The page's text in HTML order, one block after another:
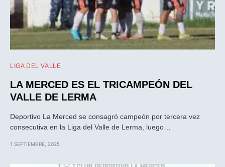
LIGA DEL VALLE
LA MERCED ES EL TRICAMPEÓN DEL
VALLE DE LERMA
Deportivo La Merced se consagró campeón por tercera vez
consecutiva en la Liga del Valle de Lerma, luego…
1 SEPTIEMBRE, 2025